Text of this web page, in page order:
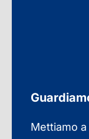
Mettiamo